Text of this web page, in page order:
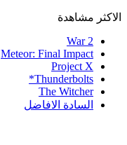
الاكثر مشاهدة
War 2
Meteor: Final Impact
Project X
Thunderbolts*
The Witcher
السادة الافاضل